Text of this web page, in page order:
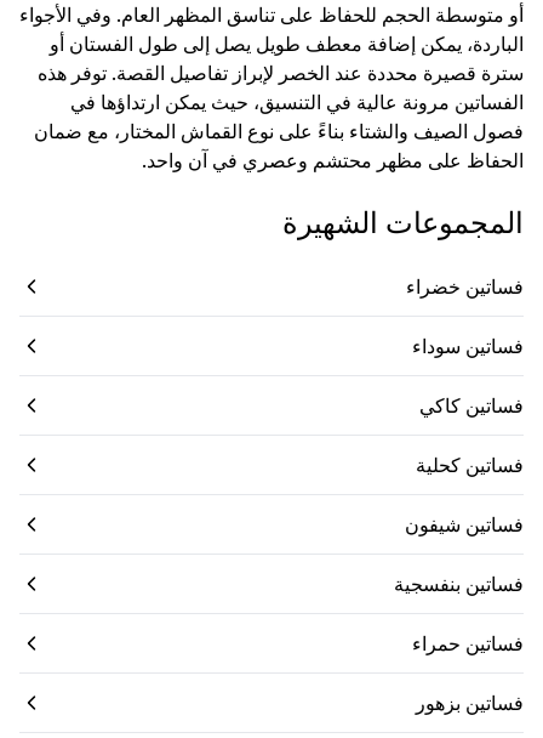
أو متوسطة الحجم للحفاظ على تناسق المظهر العام. وفي الأجواء
الباردة، يمكن إضافة معطف طويل يصل إلى طول الفستان أو
سترة قصيرة محددة عند الخصر لإبراز تفاصيل القصة. توفر هذه
الفساتين مرونة عالية في التنسيق، حيث يمكن ارتداؤها في
فصول الصيف والشتاء بناءً على نوع القماش المختار، مع ضمان
الحفاظ على مظهر محتشم وعصري في آن واحد.
المجموعات الشهيرة
فساتين خضراء
فساتين سوداء
فساتين كاكي
فساتين كحلية
فساتين شيفون
فساتين بنفسجية
فساتين حمراء
فساتين بزهور